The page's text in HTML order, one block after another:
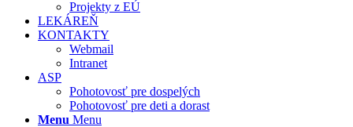
Projekty z EÚ
LEKÁREŇ
KONTAKTY
Webmail
Intranet
ASP
Pohotovosť pre dospelých
Pohotovosť pre deti a dorast
Menu Menu